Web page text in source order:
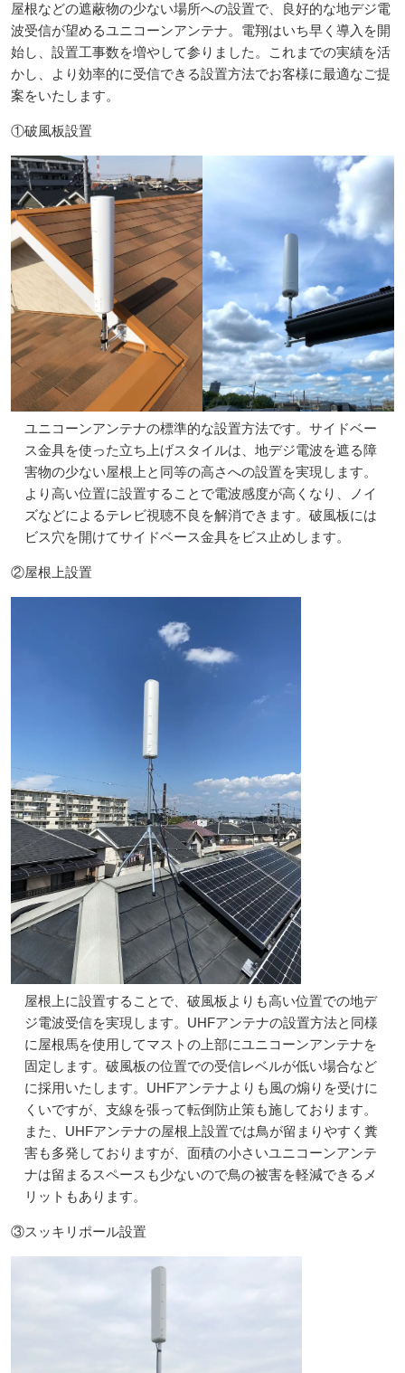
屋根などの遮蔽物の少ない場所への設置で、良好的な地デジ電
波受信が望めるユニコーンアンテナ。電翔はいち早く導入を開
始し、設置工事数を増やして参りました。これまでの実績を活
かし、より効率的に受信できる設置方法でお客様に最適なご提
案をいたします。
①破風板設置
ユニコーンアンテナの標準的な設置方法です。サイドベー
ス金具を使った立ち上げスタイルは、地デジ電波を遮る障
害物の少ない屋根上と同等の高さへの設置を実現します。
より高い位置に設置することで電波感度が高くなり、ノイ
ズなどによるテレビ視聴不良を解消できます。破風板には
ビス穴を開けてサイドベース金具をビス止めします。
②屋根上設置
屋根上に設置することで、破風板よりも高い位置での地デ
ジ電波受信を実現します。UHFアンテナの設置方法と同様
に屋根馬を使用してマストの上部にユニコーンアンテナを
固定します。破風板の位置での受信レベルが低い場合など
に採用いたします。UHFアンテナよりも風の煽りを受けに
くいですが、支線を張って転倒防止策も施しております。
また、UHFアンテナの屋根上設置では鳥が留まりやすく糞
害も多発しておりますが、面積の小さいユニコーンアンテ
ナは留まるスペースも少ないので鳥の被害を軽減できるメ
リットもあります。
③スッキリポール設置